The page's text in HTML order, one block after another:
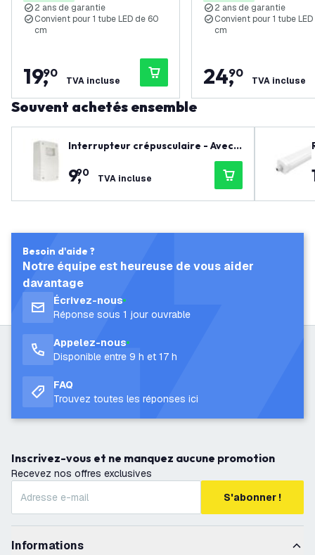
2 ans de garantie
Convient pour 1 tube LED de 60
cm
19,
90
TVA incluse
2 ans de garantie
Convient pour 1 tube
cm
24,
90
TVA incluse
Souvent achetés ensemble
Interrupteur crépusculaire - Avec
9,
90 TVA incluse
Besoin d'aide ?
Notre équipe est heureuse de vous aider
davantage
Écrivez-nous
Réponse sous 1 jour ouvrable
Appelez-nous
Disponible entre 9 h et 17 h
FAQ
Trouvez toutes les réponses ici
Inscrivez-vous et ne manquez aucune promotion
Recevez nos offres exclusives
S'abonner !
Informations